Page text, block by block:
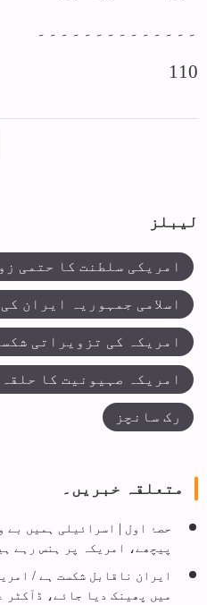
۔۔۔۔۔۔۔۔۔۔۔۔۔۔
110
لیبلز
امریکی سلطنت کا حتمی
اسلامی جمہوریہ ایران
امریکہ کی تزویراتی
امریکہ صہیونیت کا
رک سانچز
متعلقہ خبریں۔
حصۂ اول | اسرائیلی ہمیں بے
پیچھے، امریکہ پر ہنس رہے
ایران ناقابل شکست ہے /
میں پھینک دیا جائے، ڈآکٹر